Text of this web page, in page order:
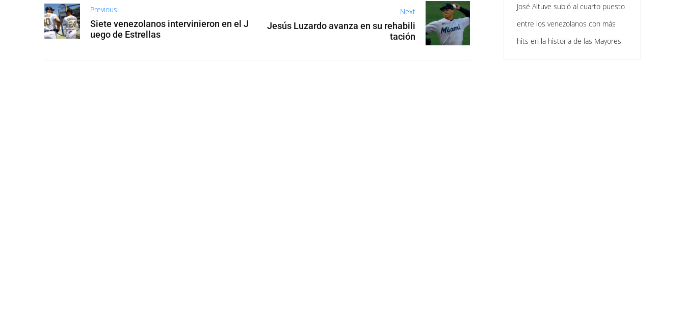
Previous
Siete venezolanos intervinieron en el J
uego de Estrellas
Next
Jesús Luzardo avanza en su rehabili
tación
José Altuve subió al cuarto puesto
entre los venezolanos con más
hits en la historia de las Mayores